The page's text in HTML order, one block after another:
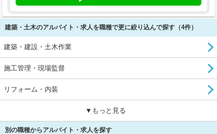
建築・土木のアルバイト・求人を職種で更に絞り込んで探す（4件）
建築・建設・土木作業
施工管理・現場監督
リフォーム・内装
▼もっと見る
別の職種からアルバイト・求人を探す